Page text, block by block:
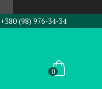
+380 (98) 976-34-34